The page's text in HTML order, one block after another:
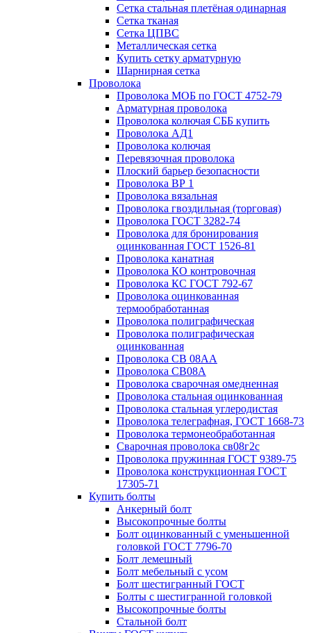
Сетка стальная плетёная одинарная
Сетка тканая
Сетка ЦПВС
Металлическая сетка
Купить сетку арматурную
Шарнирная сетка
Проволока
Проволока МОБ по ГОСТ 4752-79
Арматурная проволока
Проволока колючая СББ купить
Проволока АД1
Проволока колючая
Перевязочная проволока
Плоский барьер безопасности
Проволока ВР 1
Проволока вязальная
Проволока гвоздильная (торговая)
Проволока ГОСТ 3282-74
Проволока для бронирования
оцинкованная ГОСТ 1526-81
Проволока канатная
Проволока КО контровочная
Проволока КС ГОСТ 792-67
Проволока оцинкованная
термообработанная
Проволока полиграфическая
Проволока полиграфическая
оцинкованная
Проволока СВ 08АА
Проволока СВ08А
Проволока сварочная омедненная
Проволока стальная оцинкованная
Проволока стальная углеродистая
Проволока телеграфная, ГОСТ 1668-73
Проволока термонеобработанная
Сварочная проволока св08г2с
Проволока пружинная ГОСТ 9389-75
Проволока конструкционная ГОСТ
17305-71
Купить болты
Анкерный болт
Высокопрочные болты
Болт оцинкованный с уменьшенной
головкой ГОСТ 7796-70
Болт лемешный
Болт мебельный с усом
Болт шестигранный ГОСТ
Болты с шестигранной головкой
Высокопрочные болты
Стальной болт